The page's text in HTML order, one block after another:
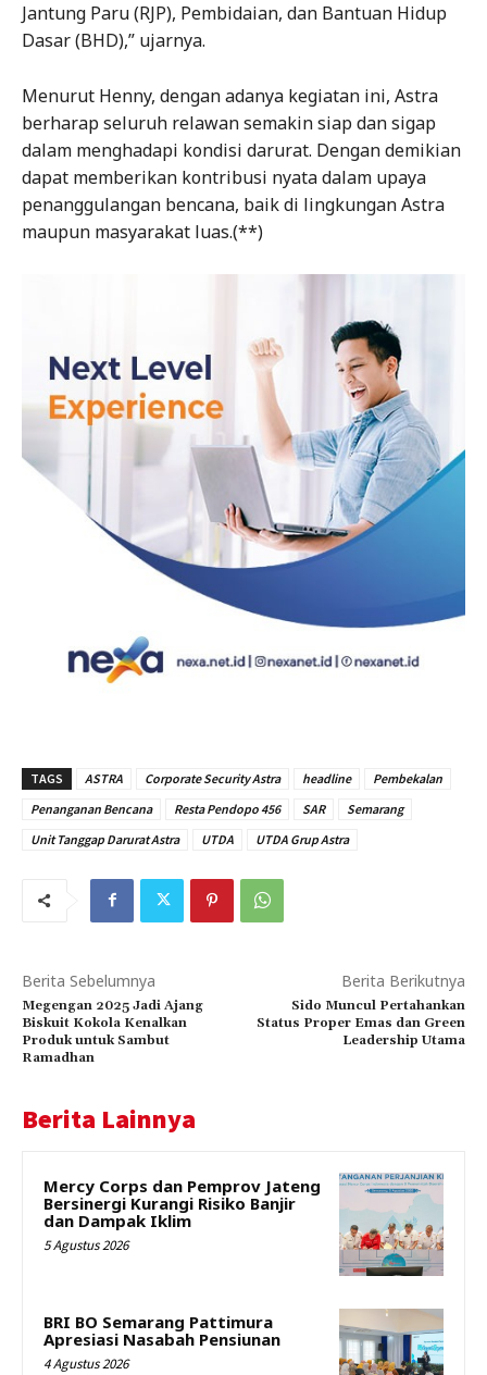
Jantung Paru (RJP), Pembidaian, dan Bantuan Hidup
Dasar (BHD),” ujarnya.
Menurut Henny, dengan adanya kegiatan ini, Astra
berharap seluruh relawan semakin siap dan sigap
dalam menghadapi kondisi darurat. Dengan demikian
dapat memberikan kontribusi nyata dalam upaya
penanggulangan bencana, baik di lingkungan Astra
maupun masyarakat luas.(**)
TAGS ASTRA Corporate Security Astra headline
Pembekalan
Penanganan Bencana
Resta Pendopo 456 SAR
Semarang
Unit Tanggap Darurat Astra
UTDA UTDA Grup Astra
Berita Sebelumnya
Megengan 2025 Jadi Ajang
Biskuit Kokola Kenalkan
Produk untuk Sambut
Ramadhan
Berita Berikutnya
Sido Muncul Pertahankan
Status Proper Emas dan Green
Leadership Utama
Berita Lainnya
Mercy Corps dan Pemprov Jateng
Bersinergi Kurangi Risiko Banjir
dan Dampak Iklim
5 Agustus 2026
BRI BO Semarang Pattimura
Apresiasi Nasabah Pensiunan
4 Agustus 2026